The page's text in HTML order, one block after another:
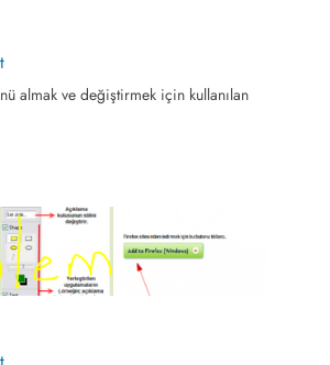
almak ve değiştirmek için kullanılan